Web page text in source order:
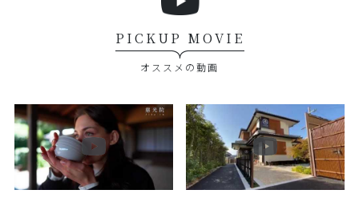
PICKUP MOVIE
オススメの動画